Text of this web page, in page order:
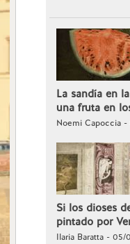
La sandía en
una fruta en
Noemi Capoccia
Si los dioses
pintado por
Ilaria Baratta - 05/